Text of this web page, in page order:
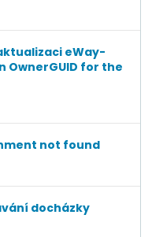
eWay-
OwnerGUID for the
not found
docházky